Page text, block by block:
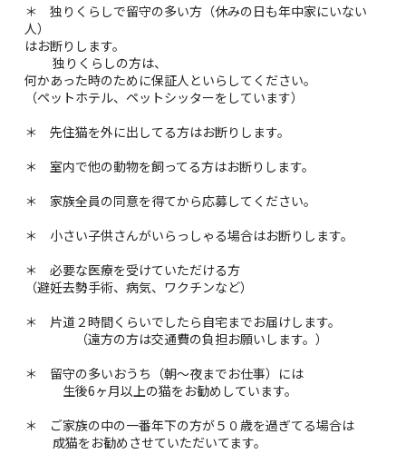
＊ 独りくらしで留守の多い方（休みの日も年中家にいない
人）
はお断りします。
独りくらしの方は、
何かあった時のために保証人といらしてください。
（ペットホテル、ペットシッターをしています）
＊ 先住猫を外に出してる方はお断りします。
＊ 室内で他の動物を飼ってる方はお断りします。
＊ 家族全員の同意を得てから応募してください。
＊ 小さい子供さんがいらっしゃる場合はお断りします。
＊ 必要な医療を受けていただける方
（避妊去勢手術、病気、ワクチンなど）
＊ 片道２時間くらいでしたら自宅までお届けします。
（遠方の方は交通費の負担お願いします。）
＊ 留守の多いおうち（朝～夜までお仕事）には
生後6ヶ月以上の猫をお勧めしています。
＊ ご家族の中の一番年下の方が５０歳を過ぎてる場合は
成猫をお勧めさせていただいてます。